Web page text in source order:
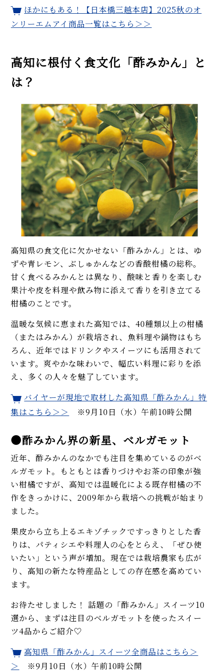
ほかにもある！【日本橋三越本店】2025秋のオ
ンリーエムアイ商品一覧はこちら＞＞
高知に根付く食文化「酢みかん」と
は？
高知県の食文化に欠かせない「酢みかん」とは、ゆ
ずや青レモン、ぶしゅかんなどの香酸柑橘の総称。
甘く食べるみかんとは異なり、酸味と香りを楽しむ
果汁や皮を料理や飲み物に添えて香りを引き立てる
柑橘のことです。
温暖な気候に恵まれた高知では、40種類以上の柑橘
（またはみかん）が栽培され、魚料理や鍋物はもち
ろん、近年ではドリンクやスイーツにも活用されて
います。爽やかな味わいで、幅広い料理に彩りを添
え、多くの人々を魅了しています。
バイヤーが現地で取材した高知県「酢みかん」特
集はこちら＞＞
※9月10日（水）午前10時公開
●酢みかん界の新星、ベルガモット
近年、酢みかんのなかでも注目を集めているのがベ
ルガモット。もともとは香りづけやお茶の印象が強
い柑橘ですが、高知では温暖化による既存柑橘の不
作をきっかけに、2009年から栽培への挑戦が始まり
ました。
果皮から立ち上るエキゾチックですっきりとした香
りは、パティシエや料理人の心をとらえ、「ぜひ使
いたい」という声が増加。現在では栽培農家も広が
り、高知の新たな特産品としての存在感を高めてい
ます。
お待たせしました！ 話題の「酢みかん」スイーツ10
選から、まずは注目のベルガモットを使ったスイー
ツ4品からご紹介♡
高知県「酢みかん」スイーツ全商品はこちら＞
＞
※9月10日（水）午前10時公開